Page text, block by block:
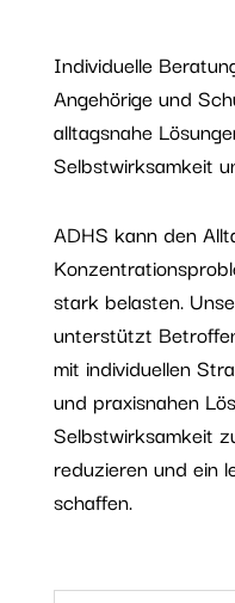
Individuelle
Angehörige und
alltagsnahe
Selbstwirksamkeit
ADHS kann den
stark belasten.
unterstützt
mit individuellen
und praxisnahen
Selbstwirksamkeit
reduzieren und ein
schaffen.